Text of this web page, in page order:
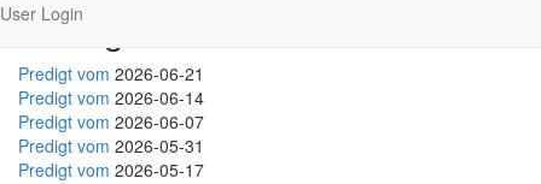
User Login
Predigt-Mitschnitte
Predigt vom 2026-06-21
Predigt vom 2026-06-14
Predigt vom 2026-06-07
Predigt vom 2026-05-31
Predigt vom 2026-05-17